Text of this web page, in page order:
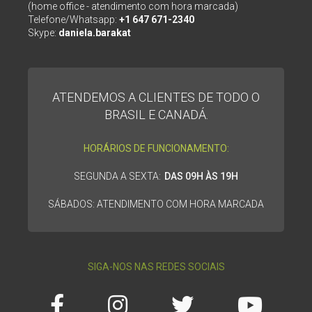
(home office - atendimento com hora marcada)
Telefone/Whatsapp: +1 647 671-2340
Skype: daniela.barakat
ATENDEMOS A CLIENTES DE TODO O
BRASIL E CANADÁ.
HORÁRIOS DE FUNCIONAMENTO:
SEGUNDA A SEXTA: DAS 09H ÀS 19H
SÁBADOS: ATENDIMENTO COM HORA MARCADA
SIGA-NOS NAS REDES SOCIAIS